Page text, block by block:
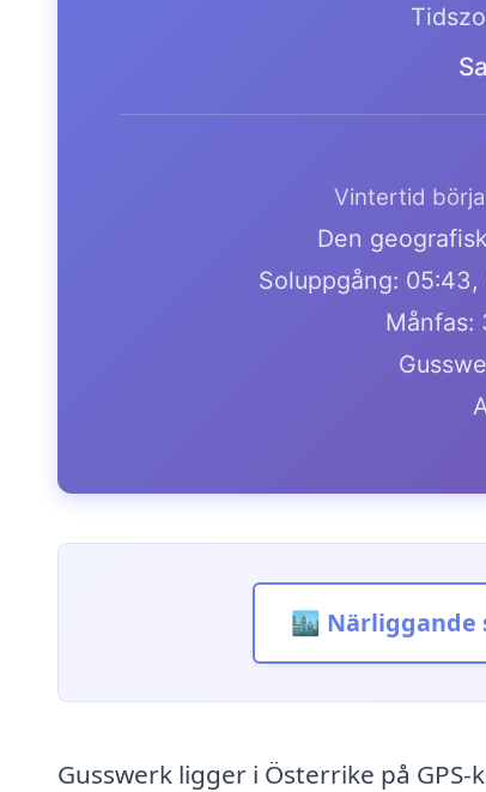
Vintertid
Den
Soluppgång: 05:43,
Månfas:
🏙️ Närliggande
Gusswerk ligger i Österrike på